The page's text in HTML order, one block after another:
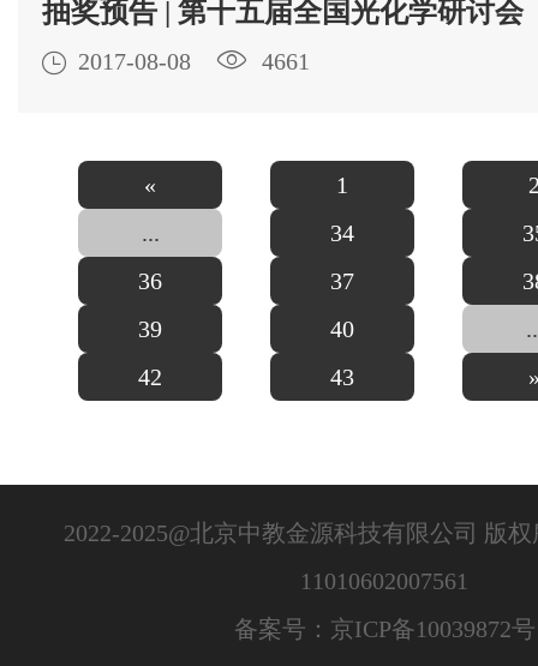
抽奖预告 | 第十五届全国光化学研讨会
 2017-08-08  4661
« 1
...
34
36
37
39
40
42
43
2022-2025@北京中教金源科技有限公司 版
11010602007561
备案号：京ICP备10039872号